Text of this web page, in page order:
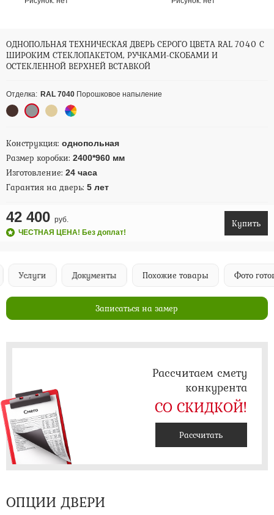
ОДНОПОЛЬНАЯ ТЕХНИЧЕСКАЯ ДВЕРЬ СЕРОГО ЦВЕТА RAL 7040 С
ШИРОКИМ СТЕКЛОПАКЕТОМ, РУЧКАМИ-СКОБАМИ И
ОСТЕКЛЕННОЙ ВЕРХНЕЙ ВСТАВКОЙ
Отделка: RAL 7040 Порошковое напыление
Конструкция: однопольная
Размер коробки: 2400*960 мм
Изготовление: 24 часа
Гарантия на дверь: 5 лет
42 400 руб.
ЧЕСТНАЯ ЦЕНА! Без доплат!
Купить
Услуги Документы Похожие товары Фото
Записаться на замер
Рассчитаем смету
конкурента
СО СКИДКОЙ!
Рассчитать
ОПЦИИ ДВЕРИ